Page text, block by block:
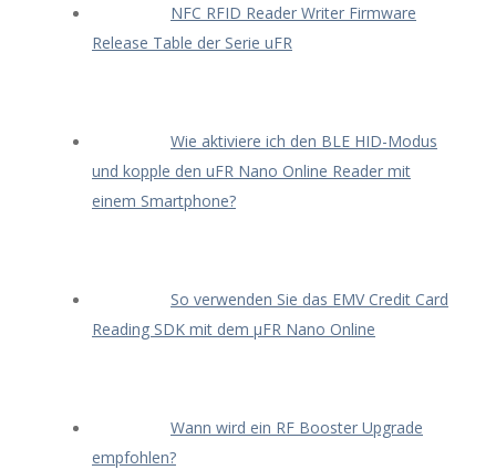
NFC RFID Reader Writer Firmware
Release Table der Serie uFR
Wie aktiviere ich den BLE HID-Modus
und kopple den uFR Nano Online Reader mit
einem Smartphone?
So verwenden Sie das EMV Credit Card
Reading SDK mit dem μFR Nano Online
Wann wird ein RF Booster Upgrade
empfohlen?